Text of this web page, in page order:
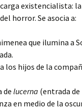
existencialista: la
horror. Se asocia a:
que ilumina a
los hijos de la
de lucerna (entrada
en medio de la